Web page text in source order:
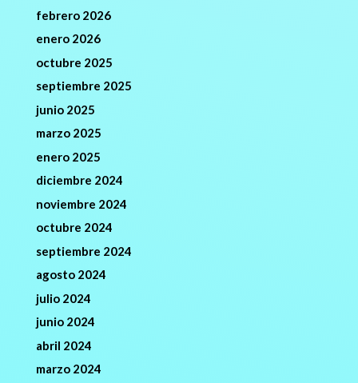
febrero 2026
enero 2026
octubre 2025
septiembre 2025
junio 2025
marzo 2025
enero 2025
diciembre 2024
noviembre 2024
octubre 2024
septiembre 2024
agosto 2024
julio 2024
junio 2024
abril 2024
marzo 2024